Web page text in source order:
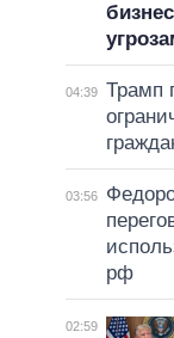
04:39 Трамп
03:56
рф
02:59